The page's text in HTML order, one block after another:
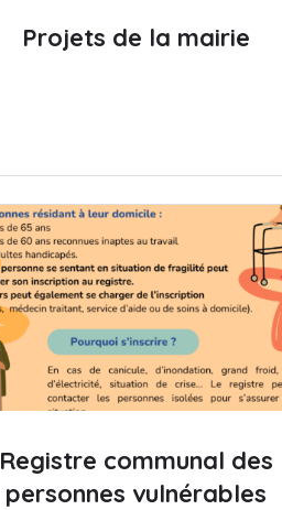
Projets de la mairie
Registre communal des
personnes vulnérables